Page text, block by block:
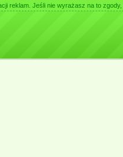
reklam. Jeśli nie wyrażasz na to